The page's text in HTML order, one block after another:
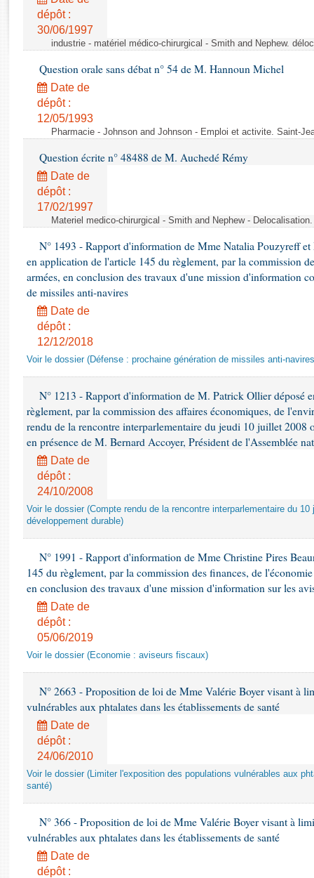
Rapports d'enquête
Rapports législatifs
Dossiers législatifs
Budget et sécurité sociale
Questions écrites et orales
dépôt :
30/06/1997
industrie - matériel médico-chirurgical - Smith and Nephew.
Question orale sans débat n° 54 de M. Hannoun Michel
Date de
dépôt :
12/05/1993
Pharmacie - Johnson and Johnson - Emploi et activite. Saint-
Question écrite n° 48488 de M. Auchedé Rémy
Date de
dépôt :
17/02/1997
Materiel medico-chirurgical - Smith and Nephew -
N° 1493 - Rapport d'information de Mme Natalia Pouzyreff
en application de l'article 145 du règlement, par la commission
armées, en conclusion des travaux d'une mission d'information
de missiles anti-navires
Date de
dépôt :
12/12/2018
Voir le dossier (Défense : prochaine génération de missiles anti-
N° 1213 - Rapport d'information de M. Patrick Ollier déposé
règlement, par la commission des affaires économiques, de
rendu de la rencontre interparlementaire du jeudi 10 juillet 2008
en présence de M. Bernard Accoyer, Président de l'Assemblée
Date de
dépôt :
24/10/2008
Voir le dossier (Compte rendu de la rencontre interparlementaire du
développement durable)
N° 1991 - Rapport d'information de Mme Christine Pires
145 du règlement, par la commission des finances, de
en conclusion des travaux d'une mission d'information sur les
Date de
dépôt :
05/06/2019
Voir le dossier (Economie : aviseurs fiscaux)
N° 2663 - Proposition de loi de Mme Valérie Boyer visant à
vulnérables aux phtalates dans les établissements de santé
Date de
dépôt :
24/06/2010
Voir le dossier (Limiter l'exposition des populations vulnérables aux
santé)
N° 366 - Proposition de loi de Mme Valérie Boyer visant à
vulnérables aux phtalates dans les établissements de santé
Date de
dépôt :